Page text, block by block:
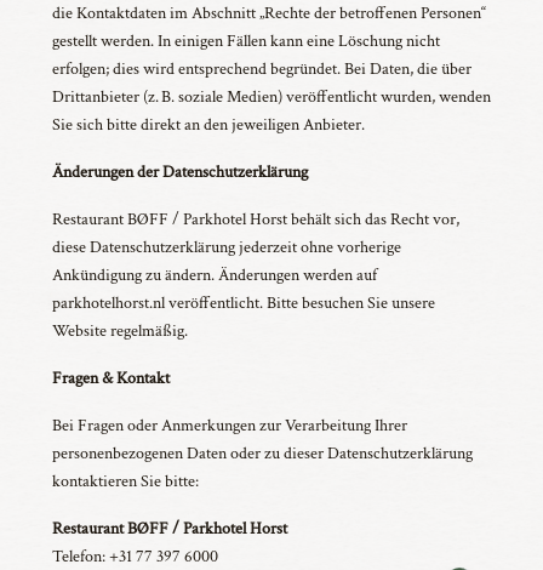
die Kontaktdaten im Abschnitt „Rechte der betroffenen Personen“
gestellt werden. In einigen Fällen kann eine Löschung nicht
erfolgen; dies wird entsprechend begründet. Bei Daten, die über
Drittanbieter (z. B. soziale Medien) veröffentlicht wurden, wenden
Sie sich bitte direkt an den jeweiligen Anbieter.
Änderungen der Datenschutzerklärung
Restaurant BØFF / Parkhotel Horst behält sich das Recht vor,
diese Datenschutzerklärung jederzeit ohne vorherige
Ankündigung zu ändern. Änderungen werden auf
parkhotelhorst.nl veröffentlicht. Bitte besuchen Sie unsere
Website regelmäßig.
Fragen & Kontakt
Bei Fragen oder Anmerkungen zur Verarbeitung Ihrer
personenbezogenen Daten oder zu dieser Datenschutzerklärung
kontaktieren Sie bitte:
Restaurant BØFF / Parkhotel Horst
Telefon: +31 77 397 6000